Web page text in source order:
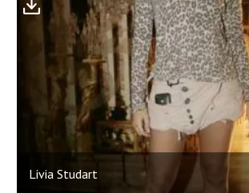
Livia Studart